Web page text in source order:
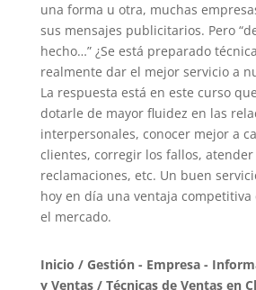
una forma u otra, muchas
sus mensajes publicitarios. Pero
hecho…” ¿Se está preparado
realmente dar el mejor servicio a
La respuesta está en este curso
dotarle de mayor fluidez en las
interpersonales, conocer mejor a
clientes, corregir los fallos, atender
reclamaciones, etc. Un buen
hoy en día una ventaja
el mercado.
Inicio / Gestión - Empresa -
y Ventas/ Técnicas de Ventas en